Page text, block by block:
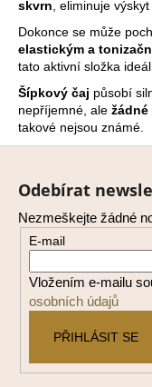
skvrn , eliminuje výskyt
Dokonce se může
elastickým a
tato aktivní složka
Šípkový čaj působí
nepříjemné, ale
takové nejsou známé.
D
o
p
o
r
u
č
u
e
e
Odebírat
Nezmeškejte žádné
E-mail
Vložením e-mailu
osobních údajů
PŘIHLÁSIT SE